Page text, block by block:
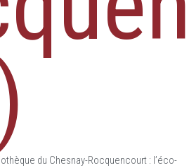
du Chesnay-Rocquencourt : l’éco-